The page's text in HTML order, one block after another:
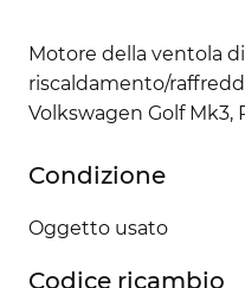
Motore della ventola di
riscaldamento/
Volkswagen Golf Mk3,
Condizione
Oggetto usato
Codice ricambio